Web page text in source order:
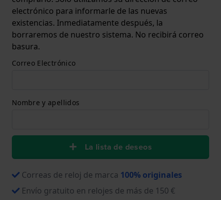
electrónico para informarle de las nuevas
existencias. Inmediatamente después, la
borraremos de nuestro sistema. No recibirá correo
basura.
Correo Electrónico
Nombre y apellidos
La lista de deseos
Correas de reloj de marca 100% originales
Envío gratuito en relojes de más de 150 €